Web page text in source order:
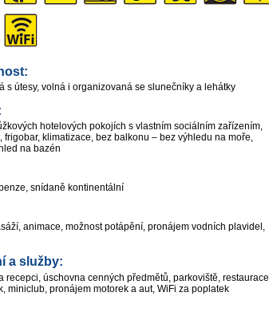
s útesy, volná i organizovaná se slunečníky a lehátky
hotelových pokojích s vlastním sociálním zařízením,
frigobar, klimatizace, bez balkonu – bez výhledu na moře,
na bazén
snídaně kontinentální
animace, možnost potápění, pronájem vodních plavidel,
a služby:
recepci, úschovna cenných předmětů, parkoviště, restaurace,
miniclub, pronájem motorek a aut, WiFi za poplatek